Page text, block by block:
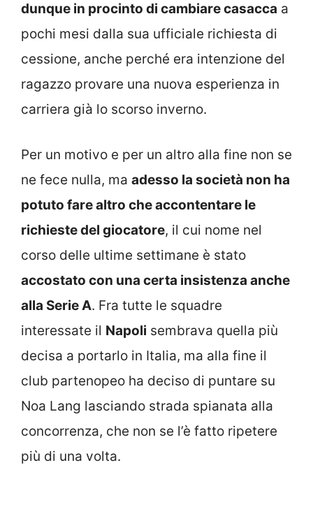
dunque in procinto di cambiare casacca a
pochi mesi dalla sua ufficiale richiesta di
cessione, anche perché era intenzione del
ragazzo provare una nuova esperienza in
carriera già lo scorso inverno.
Per un motivo e per un altro alla fine non se
ne fece nulla, ma adesso la società non ha
potuto fare altro che accontentare le
richieste del giocatore, il cui nome nel
corso delle ultime settimane è stato
accostato con una certa insistenza anche
alla Serie A. Fra tutte le squadre
interessate il Napoli sembrava quella più
decisa a portarlo in Italia, ma alla fine il
club partenopeo ha deciso di puntare su
Noa Lang lasciando strada spianata alla
concorrenza, che non se l’è fatto ripetere
più di una volta.